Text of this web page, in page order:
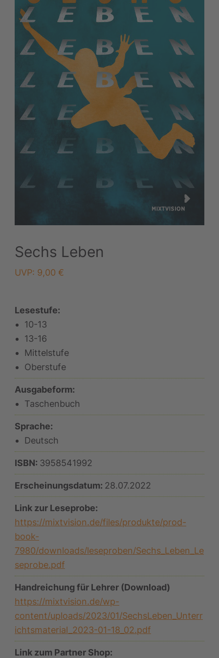
Sechs Leben
UVP: 9,00 €
Lesestufe:
10-13
13-16
Mittelstufe
Oberstufe
Ausgabeform:
Taschenbuch
Sprache:
Deutsch
ISBN: 3958541992
Erscheinungsdatum: 28.07.2022
Link zur Leseprobe:
https://mixtvision.de/files/produkte/prod-
book-
7980/downloads/leseproben/Sechs_Leben_Le
seprobe.pdf
Handreichung für Lehrer (Download)
https://mixtvision.de/wp-
content/uploads/2023/01/SechsLeben_Unterr
ichtsmaterial_2023-01-18_02.pdf
Link zum Partner Shop: